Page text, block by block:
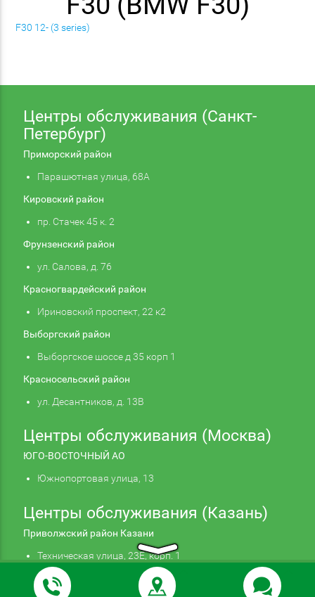
F30 12- (3 series)
Центры обслуживания (Санкт-
Петербург)
Приморский район
Парашютная улица, 68А
Кировский район
пр. Стачек 45 к. 2
Фрунзенский район
ул. Салова, д. 76
Красногвардейский район
Ириновский проспект, 22 к2
Выборгский район
Выборгское шоссе д 35 корп 1
Красносельский район
ул. Десантников, д. 13В
Центры обслуживания (Москва)
ЮГО-ВОСТОЧНЫЙ АО
Южнопортовая улица, 13
Центры обслуживания (Казань)
Приволжский район Казани
Техническая улица, 23Е, корп. 1
Подтверждаю
Продолжая использовать наш сайт, вы даете
согласие на обработку файлов cookie,